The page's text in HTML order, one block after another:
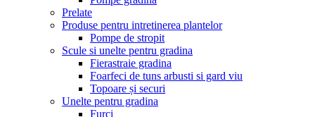
Prelate
Produse pentru intretinerea plantelor
Pompe de stropit
Scule si unelte pentru gradina
Fierastraie gradina
Foarfeci de tuns arbusti si gard viu
Topoare și securi
Unelte pentru gradina
Furci